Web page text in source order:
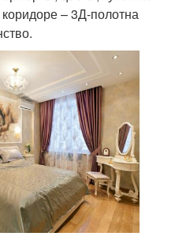
– 3Д-полотна